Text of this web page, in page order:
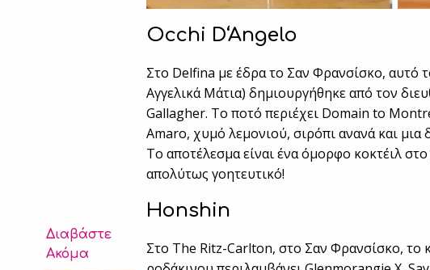
Διαβάστε
Ακόμα
Occhi D‘Angelo
Στο Delfina με έδρα το Σαν Φρανσίσκο, αυτό
Αγγελικά Μάτια) δημιουργήθηκε από τον
Gallagher. Το ποτό περιέχει Domain to
Amaro, χυμό λεμονιού, σιρόπι ανανά και
Το αποτέλεσμα είναι ένα όμορφο κοκτέιλ
απολύτως γοητευτικό!
Honshin
Στο The Ritz-Carlton, στο Σαν Φρανσίσκο, το